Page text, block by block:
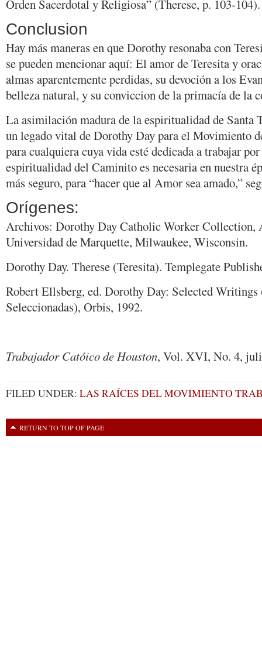
Orden Sacerdotal y Religiosa” (Therese, p. 103-104).
Conclusion
Hay más maneras en que Dorothy resonaba con
se pueden mencionar aquí: El amor de Teresita y
almas aparentemente perdidas, su devoción a los
belleza natural, y su conviccion de la primacía de la
La asimilación madura de la espiritualidad de Santa
un legado vital de Dorothy Day para el Movimiento
para cualquiera cuya vida esté dedicada a trabajar
espiritualidad del Caminito es necesaria en nuestra
más seguro, para “hacer que al Amor sea amado,”
Orígenes:
Archivos: Dorothy Day Catholic Worker Collection,
Universidad de Marquette, Milwaukee, Wisconsin.
Dorothy Day. Therese (Teresita). Templegate
Robert Ellsberg, ed. Dorothy Day: Selected
Seleccionadas), Orbis, 1992.
Trabajador Catóico de Houston, Vol. XVI, No. 4,
FILED UNDER: LAS RAÍCES DEL MOVIMIENTO
RETURN TO TOP OF PAGE